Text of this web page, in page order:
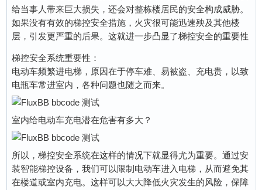
给当事人带来巨大损失，还会对整栋楼居民的安全构成威胁。
如果没有有效的梯控安全措施，火灾很可能迅速殃及其他楼
层，引发更严重的后果。这就进一步凸显了梯控安全的重要性
梯控安全系统重要性：
电动车频繁进电梯，原因在于停车难、易被盗、充电贵，以致
电瓶车常进室内，各种问题也随之而来。
室内给电动车充电潜在危害有多大？
所以，梯控安全系统在这样的情况下就显得尤为重要。通过安
装智能梯控设备，我们可以限制电动车进入电梯，从而避免其
在楼道或室内充电。这样可以大大降低火灾发生的风险，保障